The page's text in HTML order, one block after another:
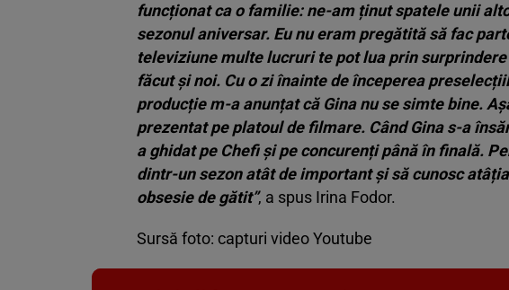
funcționat ca o familie: ne-am ținut spatele unii
sezonul aniversar. Eu nu eram pregătită să fac
televiziune multe lucruri te pot lua prin
făcut și noi. Cu o zi înainte de începerea
producție m-a anunțat că Gina nu se simte bine.
prezentat pe platoul de filmare. Când Gina s-a
a ghidat pe Chefi și pe concurenți până în finală.
dintr-un sezon atât de important și să cunosc
obsesie de gătit”, a spus Irina Fodor.
Sursă foto: capturi video Youtube